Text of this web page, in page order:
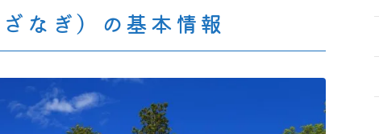
なぎ）の基本情報